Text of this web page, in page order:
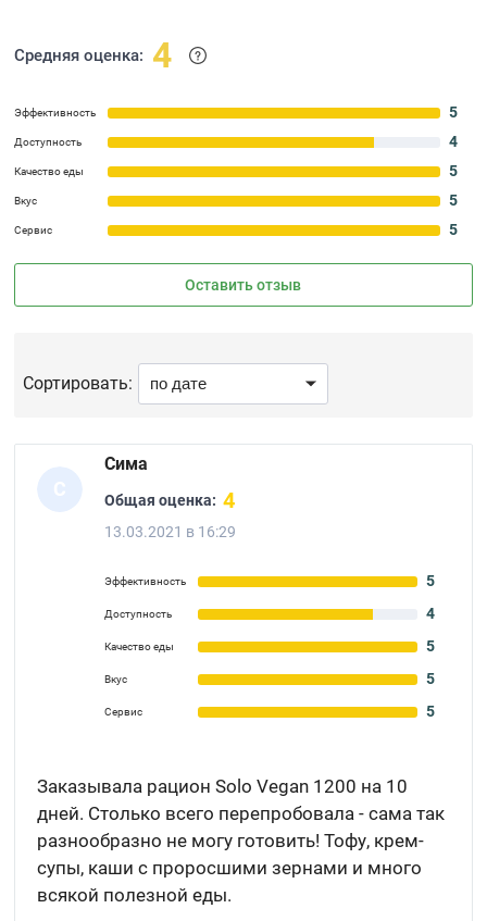
Средняя оценка: 4
Эффективность 5
Доступность 4
Качество еды 5
Вкус 5
Сервис 5
Оставить отзыв
Сортировать:
С
Сима
Общая оценка: 4
13.03.2021 в 16:29
Эффективность 5
Доступность 4
Качество еды 5
Вкус 5
Сервис 5
Заказывала рацион Solo Vegan 1200 на 10
дней. Столько всего перепробовала - сама так
разнообразно не могу готовить! Тофу, крем-
супы, каши с проросшими зернами и много
всякой полезной еды.